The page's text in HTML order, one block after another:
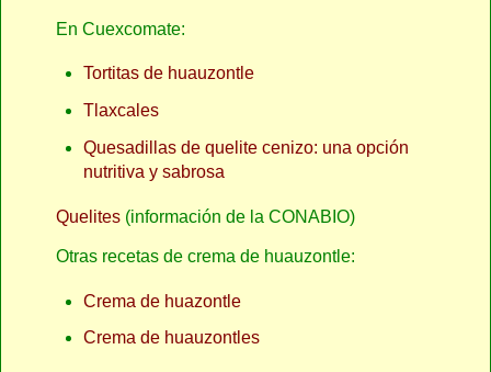
En Cuexcomate:
Tortitas de huauzontle
Tlaxcales
Quesadillas de quelite cenizo: una opción
nutritiva y sabrosa
Quelites (información de la CONABIO)
Otras recetas de crema de huauzontle:
Crema de huazontle
Crema de huauzontles